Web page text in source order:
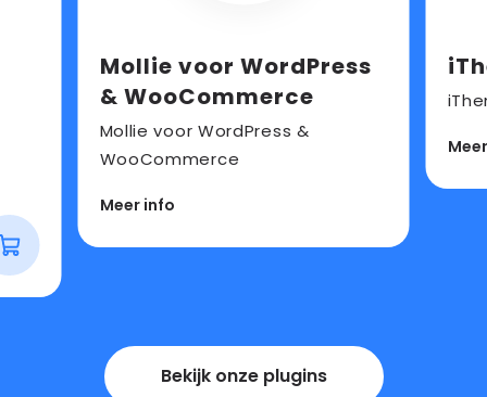
voor
WordPress
WooCommerce
Mollie voor WordPress
& WooCommerce
Mollie voor WordPress &
WooCommerce
Meer info
PRO
Bekijk onze plugins